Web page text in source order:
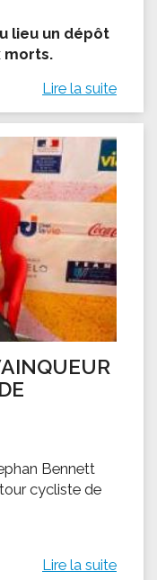
lieu un dépôt
morts.
Lire la suite
Bennett
cycliste de
Lire la suite